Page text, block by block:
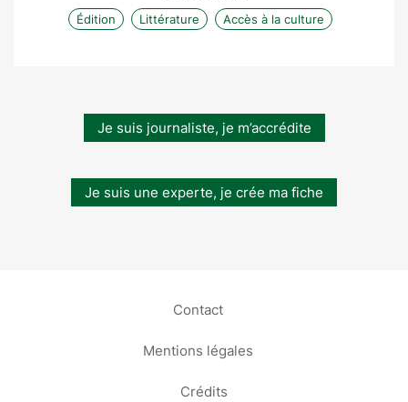
Édition
Littérature Accès à la culture
Je suis journaliste, je m’accrédite
Je suis une experte, je crée ma fiche
Contact
Mentions légales
Crédits